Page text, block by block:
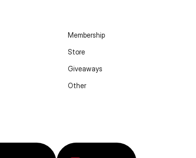
Membership
Store
Giveaways
Other